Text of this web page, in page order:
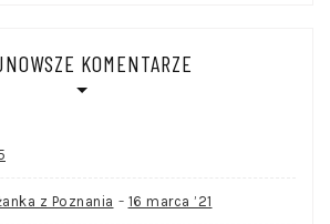
KOMENTARZE
z Poznania - 16 marca ’21